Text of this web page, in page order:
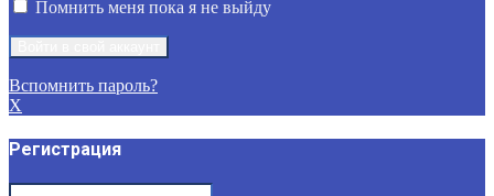
Помнить меня пока я не выйду
Вспомнить пароль?
X
Регистрация